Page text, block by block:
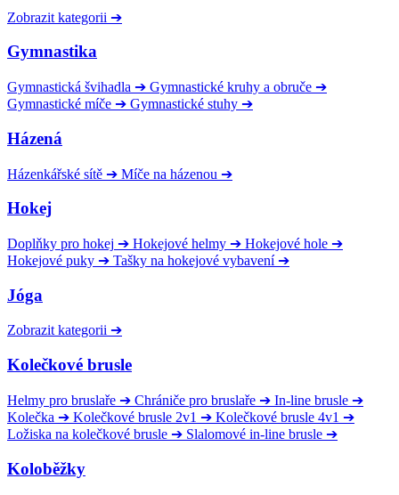
Zobrazit kategorii ➔
Gymnastika
Gymnastická švihadla ➔ Gymnastické kruhy a obruče ➔
Gymnastické míče ➔ Gymnastické stuhy ➔
Házená
Házenkářské sítě ➔ Míče na házenou ➔
Hokej
Doplňky pro hokej ➔ Hokejové helmy ➔ Hokejové hole ➔
Hokejové puky ➔ Tašky na hokejové vybavení ➔
Jóga
Zobrazit kategorii ➔
Kolečkové brusle
Helmy pro bruslaře ➔ Chrániče pro bruslaře ➔ In-line brusle ➔
Kolečka ➔ Kolečkové brusle 2v1 ➔ Kolečkové brusle 4v1 ➔
Ložiska na kolečkové brusle ➔ Slalomové in-line brusle ➔
Koloběžky